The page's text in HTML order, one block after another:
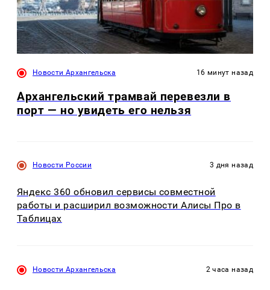
Новости Архангельска 16 минут назад
Архангельский трамвай перевезли в
порт — но увидеть его нельзя
Новости России 3 дня назад
Яндекс 360 обновил сервисы совместной
работы и расширил возможности Алисы Про в
Таблицах
Новости Архангельска 2 часа назад